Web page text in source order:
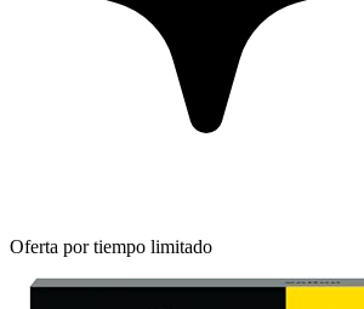
Oferta por tiempo limitado